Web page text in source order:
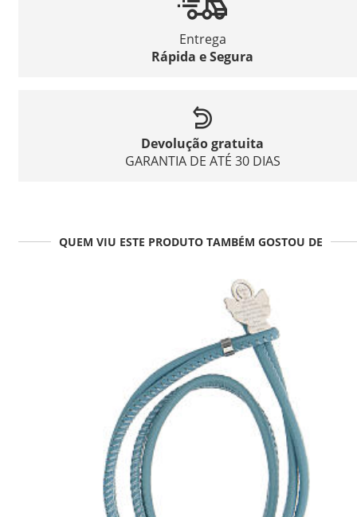
Entrega
Rápida e Segura
Devolução gratuita
GARANTIA DE ATÉ 30 DIAS
QUEM VIU ESTE PRODUTO TAMBÉM GOSTOU DE